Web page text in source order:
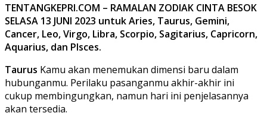
TENTANGKEPRI.COM – RAMALAN ZODIAK CINTA BESOK
SELASA 13 JUNI 2023 untuk Aries, Taurus, Gemini,
Cancer, Leo, Virgo, Libra, Scorpio, Sagitarius, Capricorn,
Aquarius, dan PIsces.
Taurus Kamu akan menemukan dimensi baru dalam
hubunganmu. Perilaku pasanganmu akhir-akhir ini
cukup membingungkan, namun hari ini penjelasannya
akan tersedia.